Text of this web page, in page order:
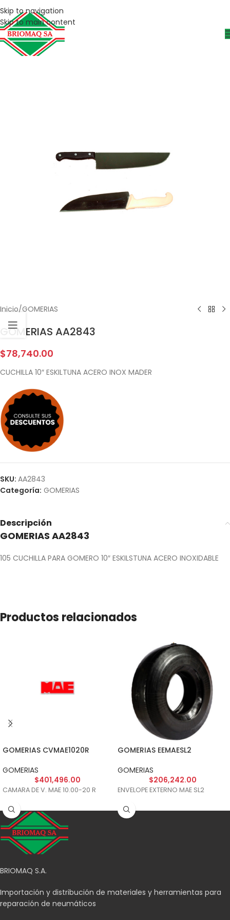
Skip to navigation
Skip to main content
Inicio/GOMERIAS
GOMERIAS AA2843
$78,740.00
CUCHILLA 10″ ESKILTUNA ACERO INOX MADER
SKU: AA2843
Categoría: GOMERIAS
Descripción
GOMERIAS AA2843
105 CUCHILLA PARA GOMERO 10″ ESKILSTUNA ACERO INOXIDABLE
Productos relacionados
GOMERIAS CVMAE1020R
GOMERIAS
$401,496.00
CAMARA DE V. MAE 10.00-20 R
GOMERIAS EEMAESL2
GOMERIAS
$206,242.00
ENVELOPE EXTERNO MAE SL2
BRIOMAQ S.A.
Importación y distribución de materiales y herramientas para
reparación de neumáticos